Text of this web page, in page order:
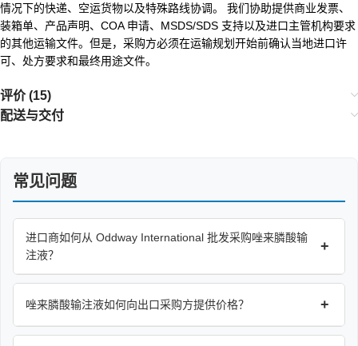
情况下的快递、空运货物以及特殊路线协调。 我们协助提供商业发票、
装箱单、产品声明、COA 申请、MSDS/SDS 支持以及进口主管机构要求
的其他运输文件。但是，采购方必须在运输规划开始前确认当地进口许
可、处方要求和最终用途文件。
评价 (15)
配送与交付
常见问题
进口商如何从 Oddway International 批发采购唑来膦酸输
注液？
+
唑来膦酸输注液如何向出口采购方提供价格？ +